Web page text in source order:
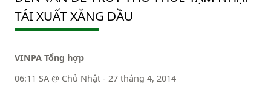
TÁI XUẤT XĂNG DẦU
VINPA Tổng hợp
06:11 SA @ Chủ Nhật - 27 tháng 4, 2014